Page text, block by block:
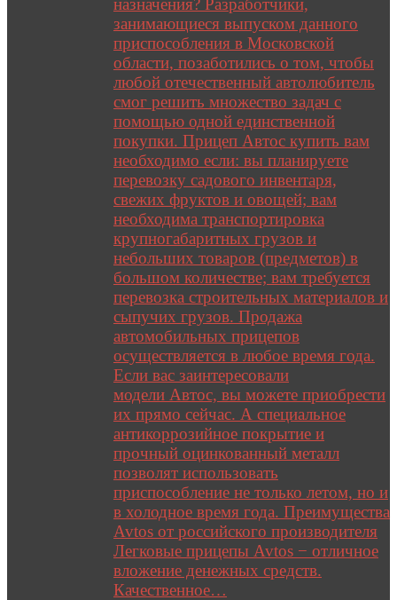
назначения? Разработчики,
занимающиеся выпуском данного
приспособления в Московской
области, позаботились о том, чтобы
любой отечественный автолюбитель
смог решить множество задач с
помощью одной единственной
покупки. Прицеп Автос купить вам
необходимо если: вы планируете
перевозку садового инвентаря,
свежих фруктов и овощей; вам
необходима транспортировка
крупногабаритных грузов и
небольших товаров (предметов) в
большом количестве; вам требуется
перевозка строительных материалов и
сыпучих грузов. Продажа
автомобильных прицепов
осуществляется в любое время года.
Если вас заинтересовали
модели Автос, вы можете приобрести
их прямо сейчас. А специальное
антикоррозийное покрытие и
прочный оцинкованный металл
позволят использовать
приспособление не только летом, но и
в холодное время года. Преимущества
Avtos от российского производителя
Легковые прицепы Avtos − отличное
вложение денежных средств.
Качественное…